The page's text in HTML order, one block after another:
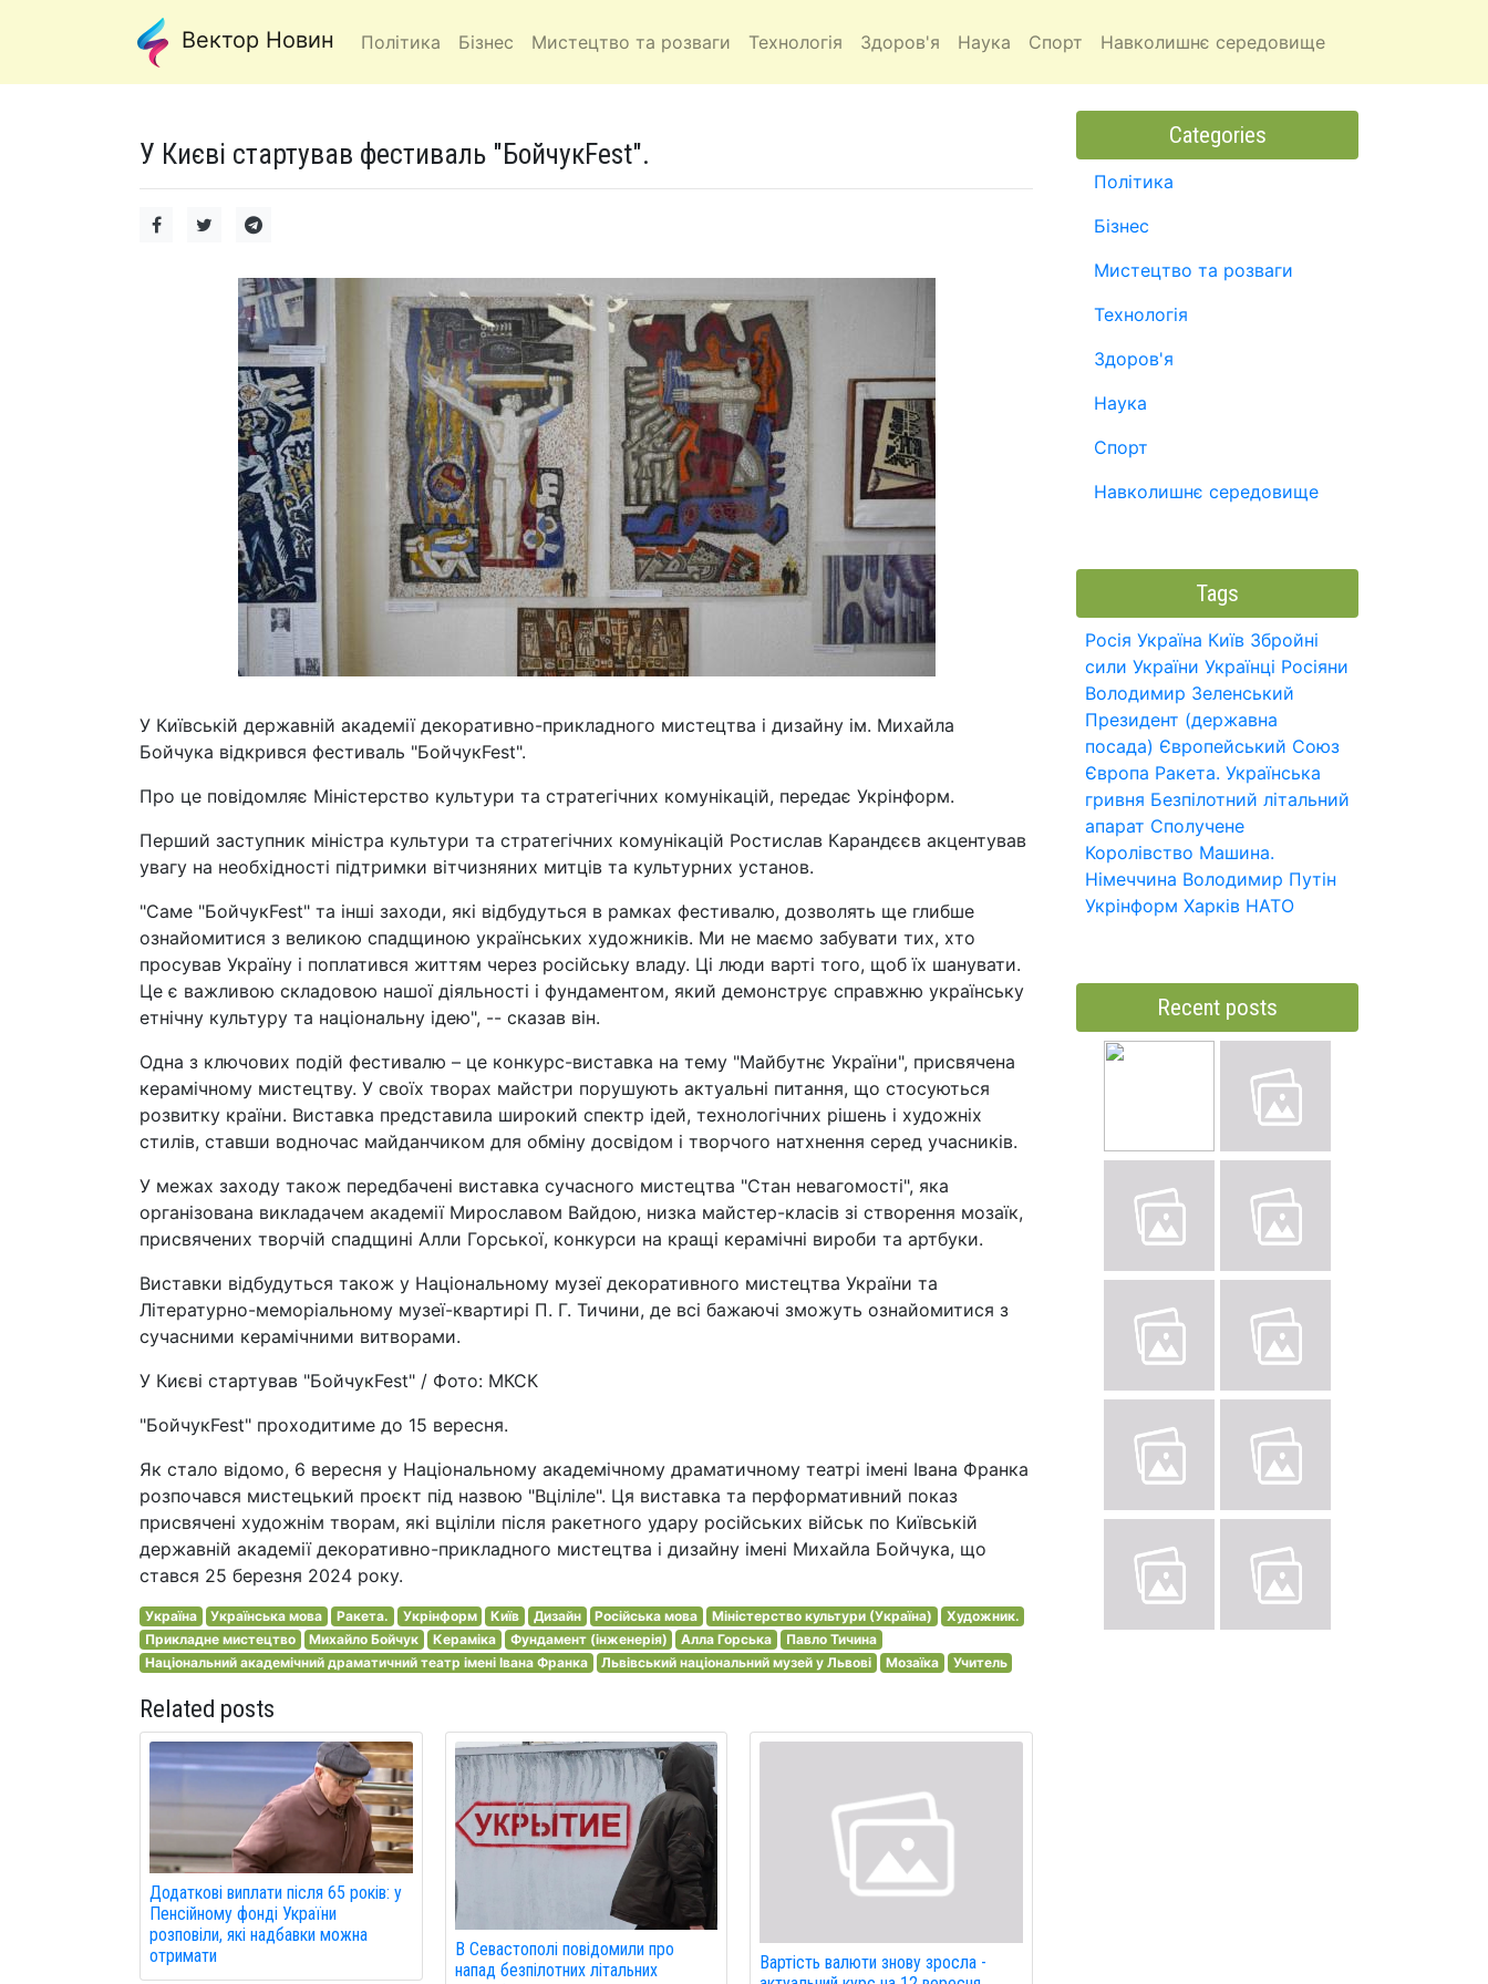
Вектор Новин Політика Бізнес Мистецтво та розваги Технологія Здоров'я Наука Спорт Навколишнє середовище
У Києві стартував фестиваль "БойчукFest".
У Київській державній академії декоративно-прикладного мистецтва і дизайну ім. Михайла
Бойчука відкрився фестиваль "БойчукFest".
Про це повідомляє Міністерство культури та стратегічних комунікацій, передає Укрінформ.
Перший заступник міністра культури та стратегічних комунікацій Ростислав Карандєєв акцентував
увагу на необхідності підтримки вітчизняних митців та культурних установ.
"Саме "БойчукFest" та інші заходи, які відбудуться в рамках фестивалю, дозволять ще глибше
ознайомитися з великою спадщиною українських художників. Ми не маємо забувати тих, хто
просував Україну і поплатився життям через російську владу. Ці люди варті того, щоб їх шанувати.
Це є важливою складовою нашої діяльності і фундаментом, який демонструє справжню українську
етнічну культуру та національну ідею", -- сказав він.
Одна з ключових подій фестивалю – це конкурс-виставка на тему "Майбутнє України", присвячена
керамічному мистецтву. У своїх творах майстри порушують актуальні питання, що стосуються
розвитку країни. Виставка представила широкий спектр ідей, технологічних рішень і художніх
стилів, ставши водночас майданчиком для обміну досвідом і творчого натхнення серед учасників.
У межах заходу також передбачені виставка сучасного мистецтва "Стан невагомості", яка
організована викладачем академії Мирославом Вайдою, низка майстер-класів зі створення мозаїк,
присвячених творчій спадщині Алли Горської, конкурси на кращі керамічні вироби та артбуки.
Виставки відбудуться також у Національному музеї декоративного мистецтва України та
Літературно-меморіальному музеї-квартирі П. Г. Тичини, де всі бажаючі зможуть ознайомитися з
сучасними керамічними витворами.
У Києві стартував "БойчукFest" / Фото: МКСК
"БойчукFest" проходитиме до 15 вересня.
Як стало відомо, 6 вересня у Національному академічному драматичному театрі імені Івана Франка
розпочався мистецький проєкт під назвою "Вціліле". Ця виставка та перформативний показ
присвячені художнім творам, які вціліли після ракетного удару російських військ по Київській
державній академії декоративно-прикладного мистецтва і дизайну імені Михайла Бойчука, що
стався 25 березня 2024 року.
Україна Українська мова Ракета. Укрінформ Київ Дизайн Російська мова Міністерство культури (Україна)
Художник.
Прикладне мистецтво
Михайло Бойчук Кераміка Фундамент (інженерія) Алла Горська
Павло Тичина
Національний академічний драматичний театр імені Івана Франка
Львівський національний музей у Львові Мозаїка Учитель
Related posts
Додаткові виплати після 65 років: у
Пенсійному фонді України
розповіли, які надбавки можна
отримати
В Севастополі повідомили про
напад безпілотних літальних
Вартість валюти знову зросла -
Categories
Політика
Бізнес
Мистецтво та розваги
Технологія
Здоров'я
Наука
Спорт
Навколишнє середовище
Tags
Росія Україна Київ Збройні
сили України Українці Росіяни
Володимир Зеленський
Президент (державна
посада) Європейський Союз
Європа Ракета. Українська
гривня Безпілотний літальний
апарат Сполучене
Королівство Машина.
Німеччина Володимир Путін
Укрінформ Харків НАТО
Recent posts